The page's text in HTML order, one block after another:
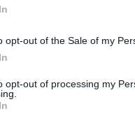
opt-out of the Sale of my
opt-out of processing my
σήμερα 14
ο
και άνοδος
διαρκείας